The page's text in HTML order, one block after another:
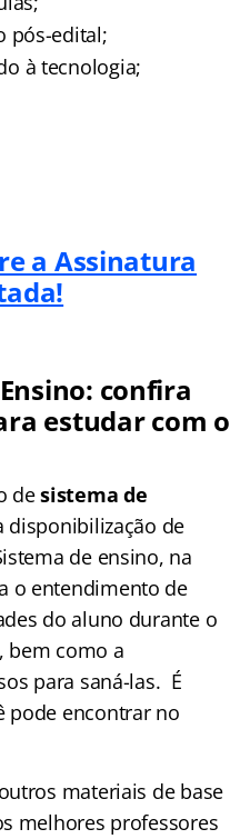
pós-edital;
à tecnologia;
a Assinatura
confira
estudar com o
desistema de
de
de ensino, na
o entendimento de
do aluno durante o
bem como a
para saná-las. É
pode encontrar no
materiais de base
melhores professores